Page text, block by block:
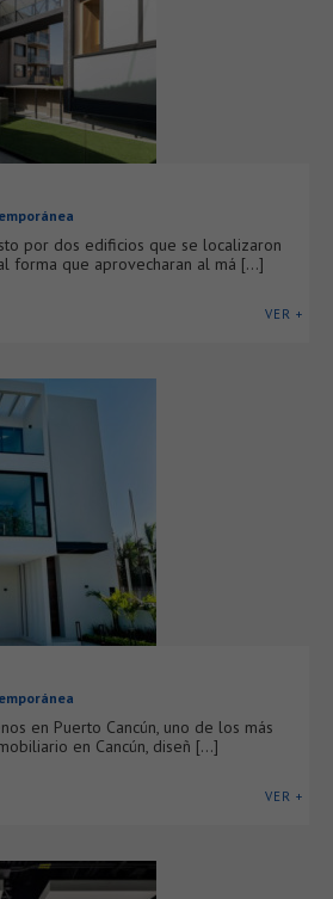
por dos edificios que se localizaron
forma que aprovecharan al má [...]
VER +
en Puerto Cancún, uno de los más
en Cancún, diseñ [...]
VER +